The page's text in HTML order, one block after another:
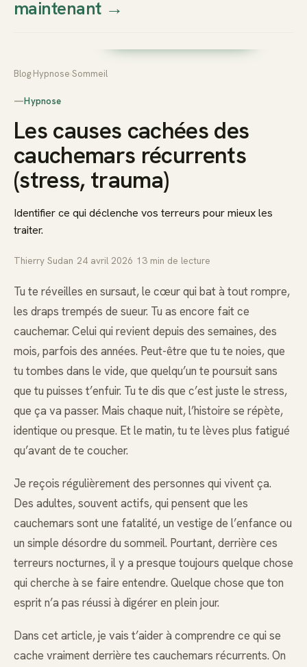
Thierry
Prendre rendez-vous dès
maintenant→
Blog Hypnose Sommeil
—Hypnose
Les causes cachées des
cauchemars récurrents
(stress, trauma)
Identifier ce qui déclenche vos terreurs pour mieux les
traiter.
Thierry Sudan 24 avril 2026 13 min de lecture
Tu te réveilles en sursaut, le cœur qui bat à tout rompre,
les draps trempés de sueur. Tu as encore fait ce
cauchemar. Celui qui revient depuis des semaines, des
mois, parfois des années. Peut-être que tu te noies, que
tu tombes dans le vide, que quelqu’un te poursuit sans
que tu puisses t’enfuir. Tu te dis que c’est juste le stress,
que ça va passer. Mais chaque nuit, l’histoire se répète,
identique ou presque. Et le matin, tu te lèves plus fatigué
qu’avant de te coucher.
Je reçois régulièrement des personnes qui vivent ça.
Des adultes, souvent actifs, qui pensent que les
cauchemars sont une fatalité, un vestige de l’enfance ou
un simple désordre du sommeil. Pourtant, derrière ces
terreurs nocturnes, il y a presque toujours quelque chose
qui cherche à se faire entendre. Quelque chose que ton
esprit n’a pas réussi à digérer en plein jour.
Dans cet article, je vais t’aider à comprendre ce qui se
cache vraiment derrière tes cauchemars récurrents. On